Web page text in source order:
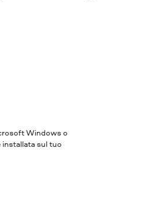
Windows o
installata sul tuo